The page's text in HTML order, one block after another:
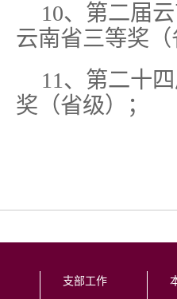
10、第二届
云南省三等奖
11、第二十
奖（省级）；
支部工作